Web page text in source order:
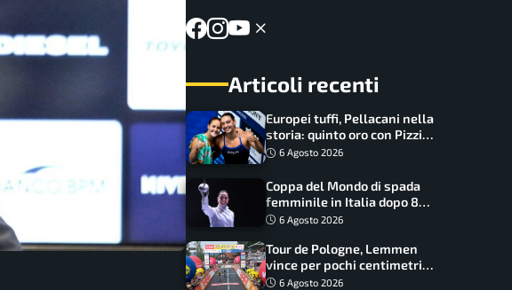
Articoli recenti
Europei tuffi, Pellacani nella
storia: quinto oro con Pizzini
nel sincro da 3 metri
6 Agosto 2026
Coppa del Mondo di spada
femminile in Italia dopo 8
anni, Alberta Santuccio: “Il
frutti”
6 Agosto 2026
Tour de Pologne, Lemmen
vince per pochi centimetri
su Scaroni: maxi-caduta e
6 Agosto 2026